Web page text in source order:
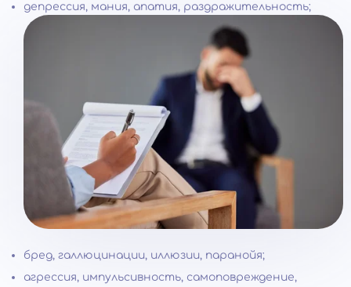
депрессия, мания, апатия, раздражительность;
бред, галлюцинации, иллюзии, паранойя;
агрессия, импульсивность, самоповреждение,